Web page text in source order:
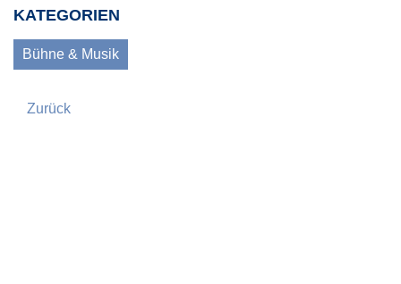
KATEGORIEN
Bühne & Musik
Zurück